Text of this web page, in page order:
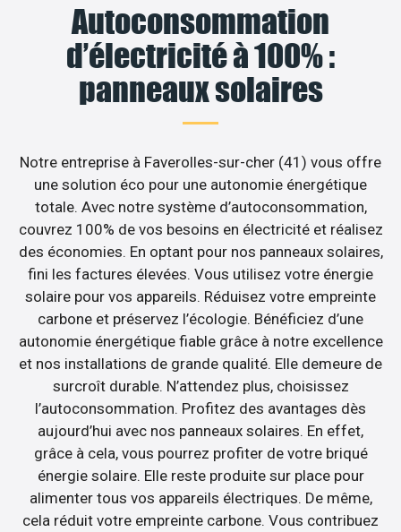
Autoconsommation
d’électricité à 100% :
panneaux solaires
Notre entreprise à Faverolles-sur-cher (41) vous offre
une solution éco pour une autonomie énergétique
totale. Avec notre système d’autoconsommation,
couvrez 100% de vos besoins en électricité et réalisez
des économies. En optant pour nos panneaux solaires,
fini les factures élevées. Vous utilisez votre énergie
solaire pour vos appareils. Réduisez votre empreinte
carbone et préservez l’écologie. Bénéficiez d’une
autonomie énergétique fiable grâce à notre excellence
et nos installations de grande qualité. Elle demeure de
surcroît durable. N’attendez plus, choisissez
l’autoconsommation. Profitez des avantages dès
aujourd’hui avec nos panneaux solaires. En effet,
grâce à cela, vous pourrez profiter de votre briqué
énergie solaire. Elle reste produite sur place pour
alimenter tous vos appareils électriques. De même,
cela réduit votre empreinte carbone. Vous contribuez